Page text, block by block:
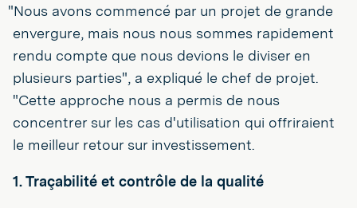
"Nous avons commencé par un projet de grande
envergure, mais nous nous sommes rapidement
rendu compte que nous devions le diviser en
plusieurs parties", a expliqué le chef de projet.
"Cette approche nous a permis de nous
concentrer sur les cas d'utilisation qui offriraient
le meilleur retour sur investissement.
1. Traçabilité et contrôle de la qualité